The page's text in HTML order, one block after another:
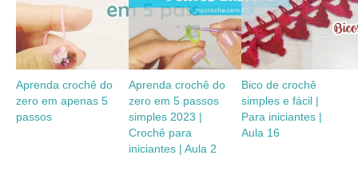
Aprenda crochê do
zero em apenas 5
passos
Aprenda crochê do
zero em 5 passos
simples 2023 |
Crochê para
iniciantes | Aula 2
Bico de crochê
simples e fácil |
Para iniciantes |
Aula 16